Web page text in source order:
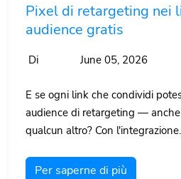
Pixel di retargeting nei
audience gratis
Di June 05, 2026
E se ogni link che condividi
audience di retargeting —
qualcun altro? Con
Per saperne di più